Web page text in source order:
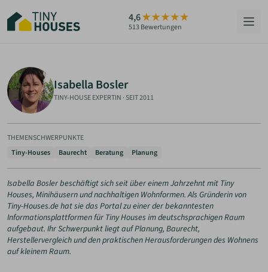
Hauptinhalt
springen
4,6
513 Bewertungen
HÄUSER
BERATUNG
GRUNDSTÜCKE
RATGEBER
ÜBER UNS
ZUM HAUS-FINDER
Isabella Bosler
TINY-HOUSE EXPERTIN · SEIT 2011
THEMENSCHWERPUNKTE
Tiny-Houses
Baurecht Beratung Planung
Isabella Bosler beschäftigt sich seit über einem Jahrzehnt mit Tiny
Houses, Minihäusern und nachhaltigen Wohnformen. Als Gründerin von
Tiny-Houses.de hat sie das Portal zu einer der bekanntesten
Informationsplattformen für Tiny Houses im deutschsprachigen Raum
aufgebaut. Ihr Schwerpunkt liegt auf Planung, Baurecht,
Herstellervergleich und den praktischen Herausforderungen des Wohnens
auf kleinem Raum.